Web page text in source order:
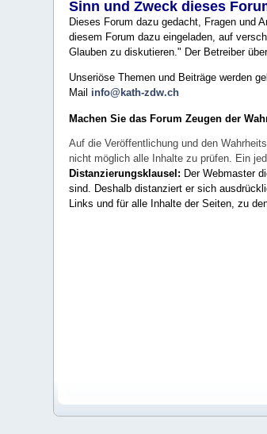
Sinn und Zweck dieses
Dieses Forum dazu gedacht, Fragen und
diesem Forum dazu eingeladen, auf
Glauben zu diskutieren." Der Betreiber
Unseriöse Themen und Beiträge werden
Mail info@kath-zdw.ch
Machen Sie das Forum Zeugen der
Auf die Veröffentlichung und den
nicht möglich alle Inhalte zu prüfen. Ein
Distanzierungsklausel: Der Webmaster
sind. Deshalb distanziert er sich
Links und für alle Inhalte der Seiten, zu